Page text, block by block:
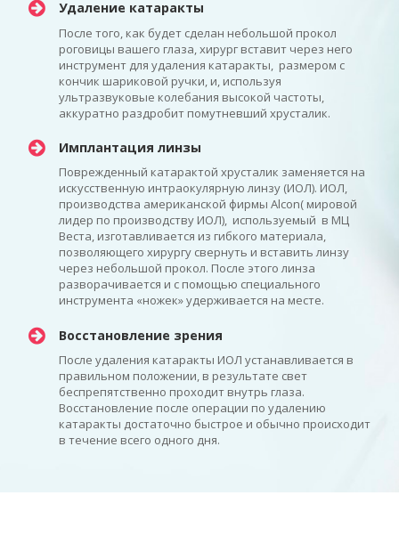
Удаление катаракты
После того, как будет сделан небольшой прокол
роговицы вашего глаза, хирург вставит через него
инструмент для удаления катаракты, размером с
кончик шариковой ручки, и, используя
ультразвуковые колебания высокой частоты,
аккуратно раздробит помутневший хрусталик.
Имплантация линзы
Поврежденный катарактой хрусталик заменяется на
искусственную интраокулярную линзу (ИОЛ). ИОЛ,
производства американской фирмы Alcon( мировой
лидер по производству ИОЛ), используемый в МЦ
Веста, изготавливается из гибкого материала,
позволяющего хирургу свернуть и вставить линзу
через небольшой прокол. После этого линза
разворачивается и с помощью специального
инструмента «ножек» удерживается на месте.
Восстановление зрения
После удаления катаракты ИОЛ устанавливается в
правильном положении, в результате свет
беспрепятственно проходит внутрь глаза.
Восстановление после операции по удалению
катаракты достаточно быстрое и обычно происходит
в течение всего одного дня.